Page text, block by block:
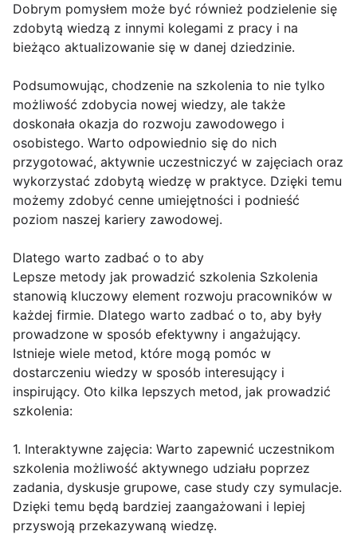
Dobrym pomysłem może być również podzielenie się
zdobytą wiedzą z innymi kolegami z pracy i na
bieżąco aktualizowanie się w danej dziedzinie.
Podsumowując, chodzenie na szkolenia to nie tylko
możliwość zdobycia nowej wiedzy, ale także
doskonała okazja do rozwoju zawodowego i
osobistego. Warto odpowiednio się do nich
przygotować, aktywnie uczestniczyć w zajęciach oraz
wykorzystać zdobytą wiedzę w praktyce. Dzięki temu
możemy zdobyć cenne umiejętności i podnieść
poziom naszej kariery zawodowej.
Dlatego warto zadbać o to aby
Lepsze metody jak prowadzić szkolenia Szkolenia
stanowią kluczowy element rozwoju pracowników w
każdej firmie. Dlatego warto zadbać o to, aby były
prowadzone w sposób efektywny i angażujący.
Istnieje wiele metod, które mogą pomóc w
dostarczeniu wiedzy w sposób interesujący i
inspirujący. Oto kilka lepszych metod, jak prowadzić
szkolenia:
1. Interaktywne zajęcia: Warto zapewnić uczestnikom
szkolenia możliwość aktywnego udziału poprzez
zadania, dyskusje grupowe, case study czy symulacje.
Dzięki temu będą bardziej zaangażowani i lepiej
przyswoją przekazywaną wiedzę.